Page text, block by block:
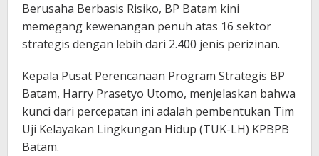
Berusaha Berbasis Risiko, BP Batam kini
memegang kewenangan penuh atas 16 sektor
strategis dengan lebih dari 2.400 jenis perizinan.
Kepala Pusat Perencanaan Program Strategis BP
Batam, Harry Prasetyo Utomo, menjelaskan bahwa
kunci dari percepatan ini adalah pembentukan Tim
Uji Kelayakan Lingkungan Hidup (TUK-LH) KPBPB
Batam.